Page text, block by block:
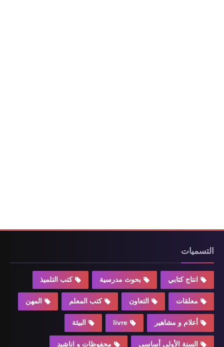
التسميات
انتاج كتابي بحوث مدرسية كتب التلميذ
معلقات التعاون كتب المعلم المهن
أعلام و مشاهير livre البيئة
السنة الأولى أساسي محفوظات و اناشيد